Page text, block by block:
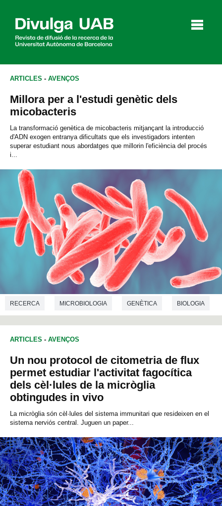
English Español
CERCAR
ARTICLES - AVENÇOS
Millora per a l'estudi genètic dels
micobacteris
La transformació genètica de micobacteris mitjançant la introducció
d'ADN exogen entranya dificultats que els investigadors intenten
superar estudiant nous abordatges que millorin l'eficiència del procés
i...
RECERCA MICROBIOLOGIA GENÈTICA BIOLOGIA
ARTICLES - AVENÇOS
Un nou protocol de citometria de flux
permet estudiar l'activitat fagocítica
dels cèl·lules de la micròglia
obtingudes in vivo
La micròglia són cèl·lules del sistema immunitari que resideixen en el
sistema nerviós central. Juguen un paper...